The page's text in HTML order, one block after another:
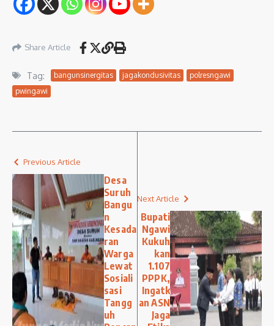
Share Article
Tag: bangunsinergitas jagakondusivitas
polresngawi
pwingawi
Previous Article
Desa
Suruh
Bangu
n
Kesada
ran
Warga
Lewat
Sosiali
sasi
Tangg
uh
Next Article
Bupati
Ngawi
Kukuh
kan
1.107
PPPK,
Ingatk
an ASN
Jaga